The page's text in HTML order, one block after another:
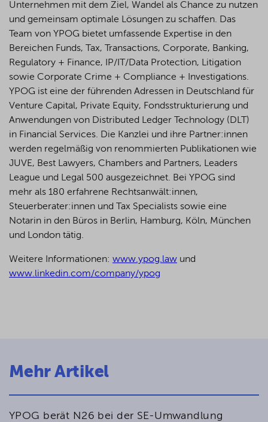
Unternehmen mit dem Ziel, Wandel als Chance zu nutzen
und gemeinsam optimale Lösungen zu schaffen. Das
Team von YPOG bietet umfassende Expertise in den
Bereichen Funds, Tax, Transactions, Corporate, Banking,
Regulatory + Finance, IP/IT/Data Protection, Litigation
sowie Corporate Crime + Compliance + Investigations.
YPOG ist eine der führenden Adressen in Deutschland für
Venture Capital, Private Equity, Fondsstrukturierung und
Anwendungen von Distributed Ledger Technology (DLT)
in Financial Services. Die Kanzlei und ihre Partner:innen
werden regelmäßig von renommierten Publikationen wie
JUVE, Best Lawyers, Chambers and Partners, Leaders
League und Legal 500 ausgezeichnet. Bei YPOG sind
mehr als 180 erfahrene Rechtsanwält:innen,
Steuerberater:innen und Tax Specialists sowie eine
Notarin in den Büros in Berlin, Hamburg, Köln, München
und London tätig.
Weitere Informationen: www.ypog.law und
www.linkedin.com/company/ypog
Mehr Artikel
YPOG berät N26 bei der SE-Umwandlung